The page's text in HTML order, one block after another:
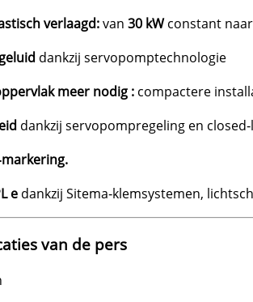
verlaagd:van 30 kWconstant naar
dankzij servopomptechnologie
meer nodig : compactere
dankzij servopompregeling en
e dankzij Sitema‑klemsystemen,
van de pers